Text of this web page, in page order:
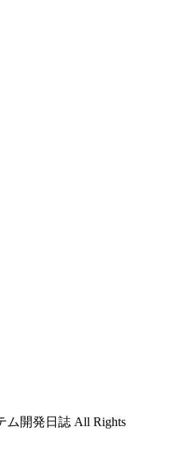
ム開発日誌 All Rights